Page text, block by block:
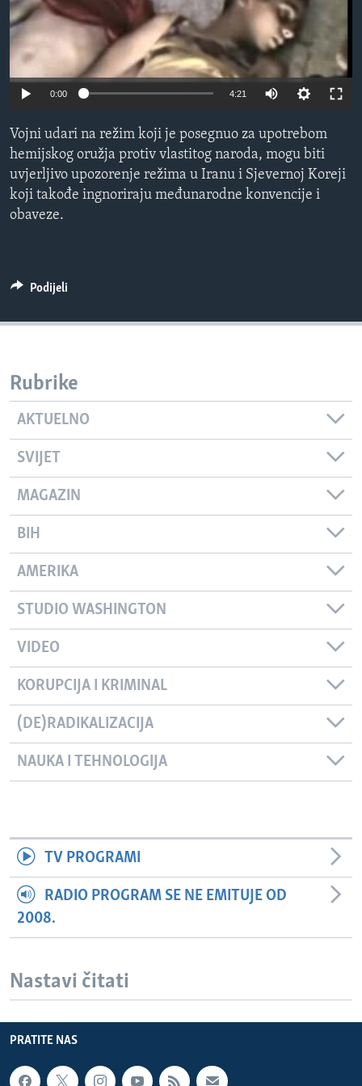
MAGAZIN
O GLASU AMERIKE
Learning English
PRATITE NAS
0:00 4:21
Vojni udari na režim koji je posegnuo za upotrebom
hemijskog oružja protiv vlastitog naroda, mogu biti
uvjerljivo upozorenje režima u Iranu i Sjevernoj Koreji
koji takođe ingnoriraju međunarodne konvencije i
obaveze.
Podijeli
Rubrike
AKTUELNO
SVIJET
MAGAZIN
BIH
AMERIKA
STUDIO WASHINGTON
VIDEO
KORUPCIJA I KRIMINAL
(DE)RADIKALIZACIJA
NAUKA I TEHNOLOGIJA
TV PROGRAMI
RADIO PROGRAM SE NE EMITUJE OD
2008.
Nastavi čitati
PRATITE NAS